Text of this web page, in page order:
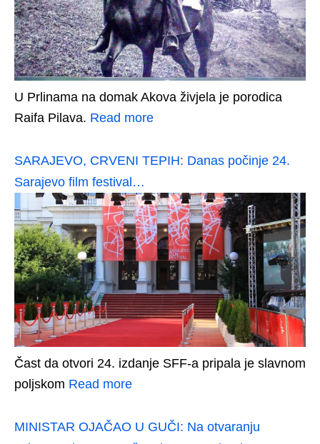
U Prlinama na domak Akova živjela je porodica
Raifa Pilava. Read more
SARAJEVO, CRVENI TEPIH: Danas počinje 24.
Sarajevo film festival…
Čast da otvori 24. izdanje SFF-a pripala je slavnom
poljskom Read more
MINISTAR OJAČAO U GUČI: Na otvaranju